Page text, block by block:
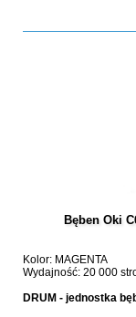
Bęben Oki
Kolor: MAGENTA
Wydajność: 20 000
DRUM - jednostka